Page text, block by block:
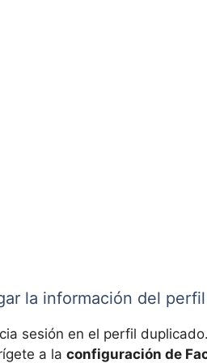
la información del perfil
sesión en el perfil duplicado.
a la configuración de